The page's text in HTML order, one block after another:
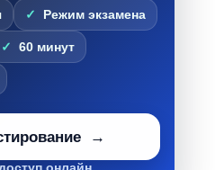
Режим экзамена
60 минут